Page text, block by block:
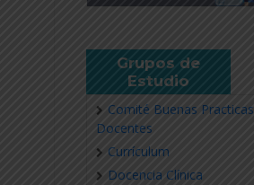
Grupos de
Estudio
Comité Buenas Practicas
Docentes
Currículum
Docencia Clínica